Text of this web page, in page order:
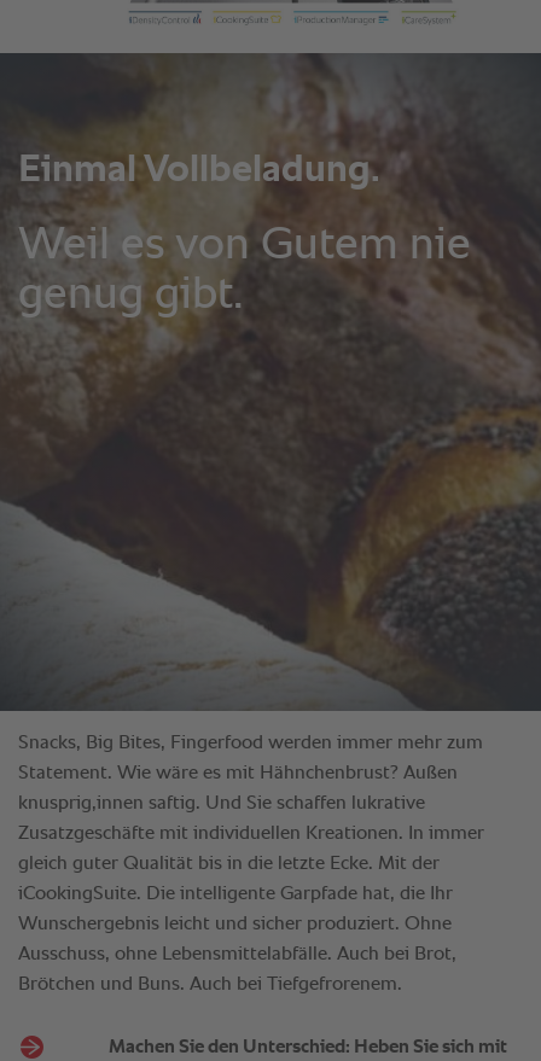
Snacks, Big Bites, Fingerfood werden immer mehr zum
Statement. Wie wäre es mit Hähnchenbrust? Außen
knusprig,innen saftig. Und Sie schaffen lukrative
Zusatzgeschäfte mit individuellen Kreationen. In immer
gleich guter Qualität bis in die letzte Ecke. Mit der
iCookingSuite. Die intelligente Garpfade hat, die Ihr
Wunschergebnis leicht und sicher produziert. Ohne
Ausschuss, ohne Lebensmittelabfälle. Auch bei Brot,
Brötchen und Buns. Auch bei Tiefgefrorenem.
Machen Sie den Unterschied: Heben Sie sich mit